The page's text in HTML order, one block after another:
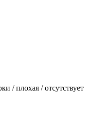
/ плохая / отсутствует